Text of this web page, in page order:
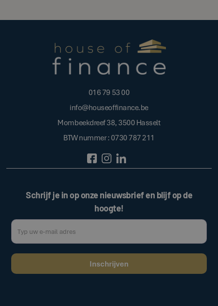
016 79 53 00
info@houseoffinance.be
Mombeekdreef 38, 3500 Hasselt
BTW nummer : 0730 787 211
Schrijf je in op onze nieuwsbrief en blijf op de
hoogte!